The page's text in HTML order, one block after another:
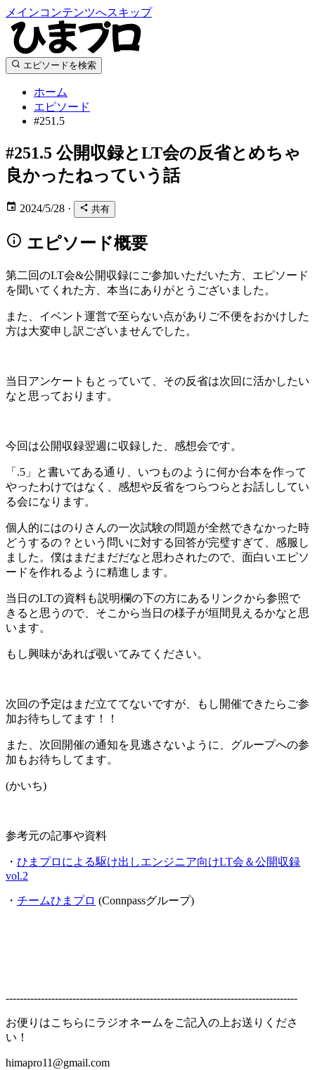
メインコンテンツへスキップ
エピソードを検索
ホーム
エピソード
#251.5
#251.5 公開収録とLT会の反省とめちゃ
良かったねっていう話
2024/5/28 · 共有
エピソード概要
第二回のLT会&公開収録にご参加いただいた方、エピソード
を聞いてくれた方、本当にありがとうございました。
また、イベント運営で至らない点がありご不便をおかけした
方は大変申し訳ございませんでした。
当日アンケートもとっていて、その反省は次回に活かしたい
なと思っております。
今回は公開収録翌週に収録した、感想会です。
「.5」と書いてある通り、いつものように何か台本を作って
やったわけではなく、感想や反省をつらつらとお話ししてい
る会になります。
個人的にはのりさんの一次試験の問題が全然できなかった時
どうするの？という問いに対する回答が完璧すぎて、感服し
ました。僕はまだまだだなと思わされたので、面白いエピソ
ードを作れるように精進します。
当日のLTの資料も説明欄の下の方にあるリンクから参照で
きると思うので、そこから当日の様子が垣間見えるかなと思
います。
もし興味があれば覗いてみてください。
次回の予定はまだ立ててないですが、もし開催できたらご参
加お待ちしてます！！
また、次回開催の通知を見逃さないように、グループへの参
加もお待ちしてます。
(かいち)
参考元の記事や資料
・ ひまプロによる駆け出しエンジニア向けLT会＆公開収録
vol.2
・ チームひまプロ (Connpassグループ)
-----------------------------------------------------------------------------------
お便りはこちらにラジオネームをご記入の上お送りくださ
い！
himapro11@gmail.com